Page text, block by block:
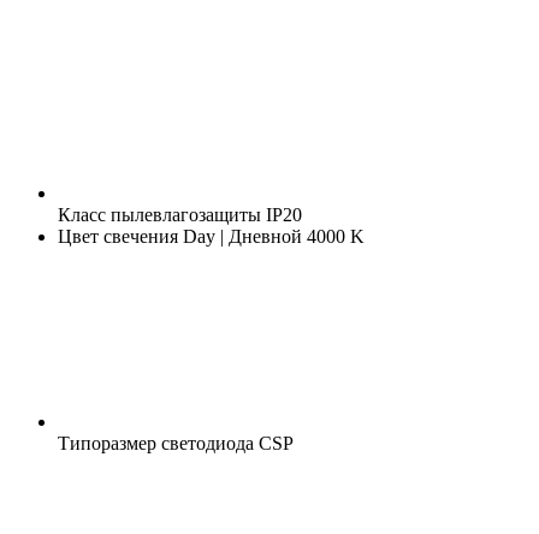
Класс пылевлагозащиты IP20
Цвет свечения Day | Дневной 4000 K
Типоразмер светодиода CSP